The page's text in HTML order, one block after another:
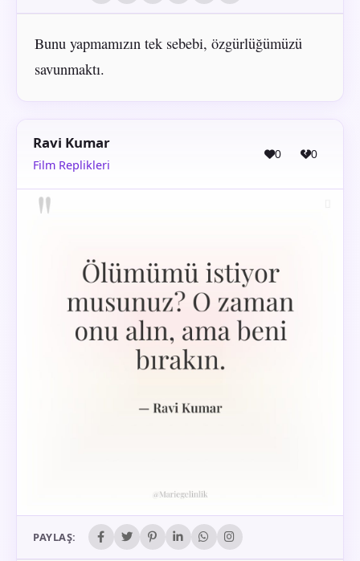
Bunu yapmamızın tek sebebi, özgürlüğümüzü
savunmaktı.
Ravi Kumar
Film Replikleri
0 0
PAYLAŞ: